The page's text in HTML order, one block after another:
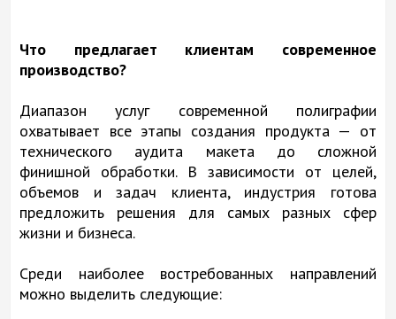
Что предлагает клиентам современное
производство?
Диапазон услуг современной полиграфии
охватывает все этапы создания продукта — от
технического аудита макета до сложной
финишной обработки. В зависимости от целей,
объемов и задач клиента, индустрия готова
предложить решения для самых разных сфер
жизни и бизнеса.
Среди наиболее востребованных направлений
можно выделить следующие: